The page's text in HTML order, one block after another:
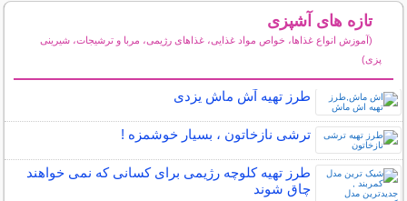
تازه های آشپزی
(آموزش انواع غذاها، خواص مواد غذایی، غذاهای رژیمی، مربا و ترشیجات، شیرینی
پزی)
طرز تهیه آش ماش یزدی
ترشی نازخاتون ، بسیار خوشمزه !
طرز تهیه کلوچه رژیمی برای کسانی که نمی خواهند
چاق شوند